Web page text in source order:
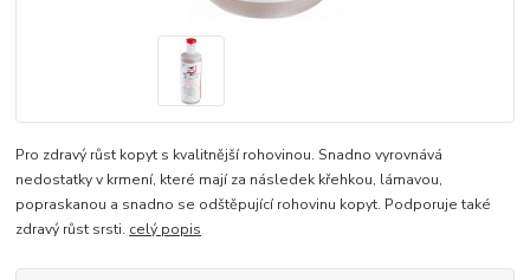
Pro zdravý růst kopyt s kvalitnější rohovinou. Snadno vyrovnává
nedostatky v krmení, které mají za následek křehkou, lámavou,
popraskanou a snadno se odštěpující rohovinu kopyt. Podporuje také
zdravý růst srsti. celý popis